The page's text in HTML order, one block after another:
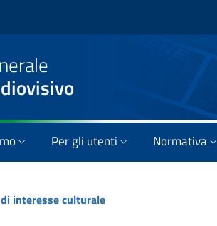
Per gli utenti Normativa
interesse culturale